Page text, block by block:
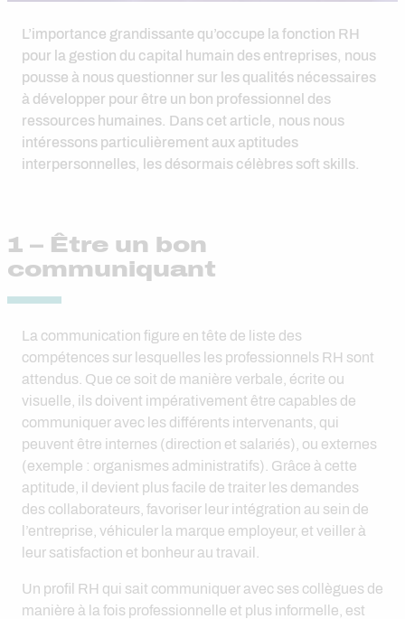
L’importance grandissante qu’occupe la fonction RH
pour la gestion du capital humain des entreprises, nous
pousse à nous questionner sur les qualités nécessaires
à développer pour être un bon professionnel des
ressources humaines. Dans cet article, nous nous
intéressons particulièrement aux aptitudes
interpersonnelles, les désormais célèbres soft skills.
1 – Être un bon
communiquant
La communication figure en tête de liste des
compétences sur lesquelles les professionnels RH sont
attendus. Que ce soit de manière verbale, écrite ou
visuelle, ils doivent impérativement être capables de
communiquer avec les différents intervenants, qui
peuvent être internes (direction et salariés), ou externes
(exemple : organismes administratifs). Grâce à cette
aptitude, il devient plus facile de traiter les demandes
des collaborateurs, favoriser leur intégration au sein de
l’entreprise, véhiculer la marque employeur, et veiller à
leur satisfaction et bonheur au travail.
Un profil RH qui sait communiquer avec ses collègues de
manière à la fois professionnelle et plus informelle, est